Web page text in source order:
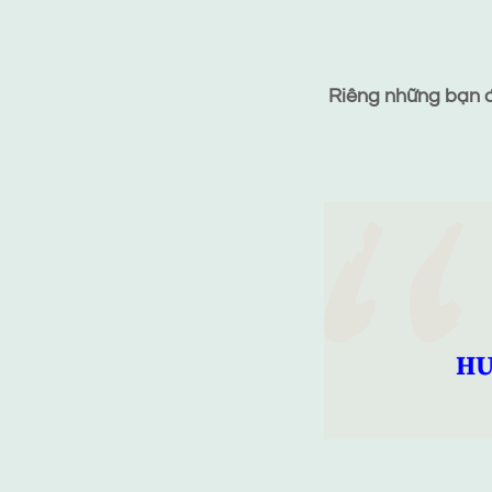
Riêng những bạn